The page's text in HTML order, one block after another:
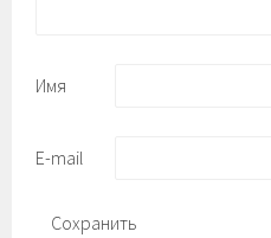
Имя
E-mail
Сохранить